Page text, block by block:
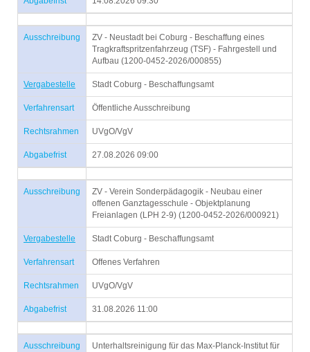
Ausschreibung
ZV - Neustadt bei Coburg - Beschaffung eines
Tragkraftspritzenfahrzeug (TSF) - Fahrgestell und
Aufbau (1200-0452-2026/000855)
Vergabestelle Stadt Coburg - Beschaffungsamt
Verfahrensart Öffentliche Ausschreibung
Rechtsrahmen UVgO/VgV
Abgabefrist 27.08.2026 09:00
Ausschreibung
ZV - Verein Sonderpädagogik - Neubau einer
offenen Ganztagesschule - Objektplanung
Freianlagen (LPH 2-9) (1200-0452-2026/000921)
Vergabestelle Stadt Coburg - Beschaffungsamt
Verfahrensart Offenes Verfahren
Rechtsrahmen UVgO/VgV
Abgabefrist 31.08.2026 11:00
Ausschreibung
Unterhaltsreinigung für das Max-Planck-Institut für